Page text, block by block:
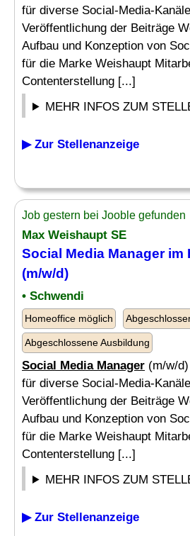
für diverse Social-Media-
Veröffentlichung der Beiträge
Aufbau und Konzeption von
für die Marke Weishaupt
Contenterstellung [...]
MEHR INFOS ZUM
▶ Zur Stellenanzeige
Job gestern bei Jooble gefunden
Max Weishaupt SE
Social Media Managerim
(m/w/d)
• Schwendi
Homeoffice möglich
Abgeschlossene Ausbildung
Social Media Manager (m/w/
für diverse Social-Media-
Veröffentlichung der Beiträge
Aufbau und Konzeption von
für die Marke Weishaupt
Contenterstellung [...]
MEHR INFOS ZUM
▶ Zur Stellenanzeige